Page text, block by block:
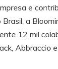
e
a
12 mil
Abbraccio e